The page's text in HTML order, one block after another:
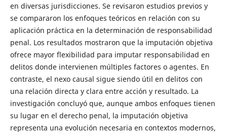
en diversas jurisdicciones. Se revisaron estudios previos y
se compararon los enfoques teóricos en relación con su
aplicación práctica en la determinación de responsabilidad
penal. Los resultados mostraron que la imputación objetiva
ofrece mayor flexibilidad para imputar responsabilidad en
delitos donde intervienen múltiples factores o agentes. En
contraste, el nexo causal sigue siendo útil en delitos con
una relación directa y clara entre acción y resultado. La
investigación concluyó que, aunque ambos enfoques tienen
su lugar en el derecho penal, la imputación objetiva
representa una evolución necesaria en contextos modernos,